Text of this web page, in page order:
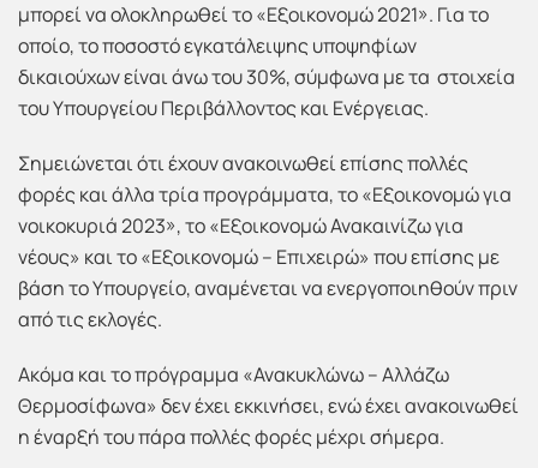
μπορεί να ολοκληρωθεί το «Εξοικονομώ 2021». Για το
οποίο, το ποσοστό εγκατάλειψης υποψηφίων
δικαιούχων είναι άνω του 30%, σύμφωνα με τα στοιχεία
του Υπουργείου Περιβάλλοντος και Ενέργειας.
Σημειώνεται ότι έχουν ανακοινωθεί επίσης πολλές
φορές και άλλα τρία προγράμματα, το «Εξοικονομώ για
νοικοκυριά 2023», το «Εξοικονομώ Ανακαινίζω για
νέους» και το «Εξοικονομώ – Επιχειρώ» που επίσης με
βάση το Υπουργείο, αναμένεται να ενεργοποιηθούν πριν
από τις εκλογές.
Ακόμα και το πρόγραμμα «Ανακυκλώνω – Αλλάζω
Θερμοσίφωνα» δεν έχει εκκινήσει, ενώ έχει ανακοινωθεί
η έναρξή του πάρα πολλές φορές μέχρι σήμερα.